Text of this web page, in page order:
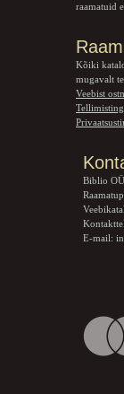
raamatuid
Kõiki
mugavalt
Veebist
Biblio
E-mail: